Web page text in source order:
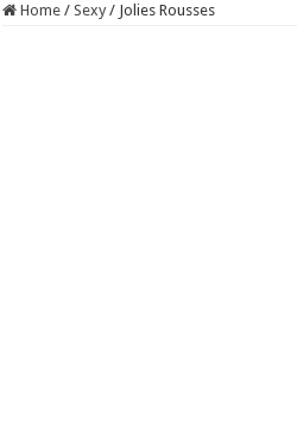
Home / Sexy / Jolies Rousses